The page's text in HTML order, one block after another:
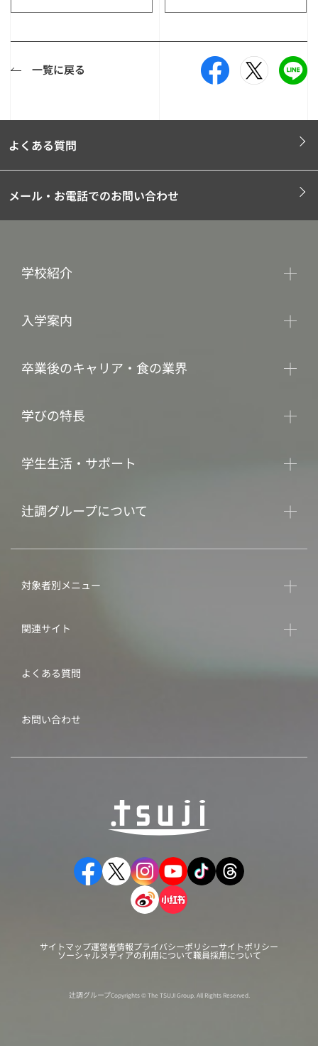
一覧に戻る
よくある質問
メール・お電話でのお問い合わせ
学校紹介
入学案内
卒業後のキャリア・食の業界
学びの特長
学生生活・サポート
辻調グループについて
対象者別メニュー
関連サイト
よくある質問
お問い合わせ
サイトマップ運営者情報プライバシーポリシーサイトポリシー
ソーシャルメディアの利用について職員採用について
辻調グループCopyrights © The TSUJI Group. All Rights Reserved.